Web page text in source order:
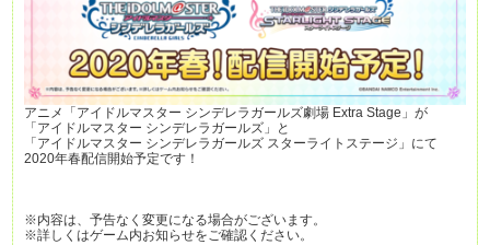
アニメ「アイドルマスター シンデレラガールズ劇場 Extra Stage」が
「アイドルマスター シンデレラガールズ」と
「アイドルマスター シンデレラガールズ スターライトステージ」にて
2020年春配信開始予定です！
※内容は、予告なく変更になる場合がございます。
※詳しくはゲーム内お知らせをご確認ください。